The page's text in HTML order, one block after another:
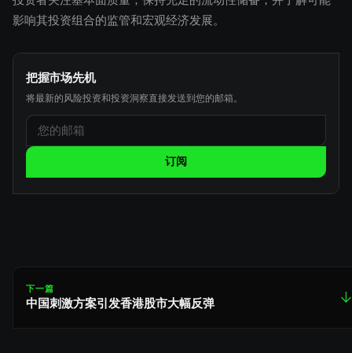
影响其投资组合的监管和宏观经济发展。
把握市场先机
将最新的风险投资和投资洞察直接发送到您的邮箱。
订阅
下一篇
中国刺激方案引发香港股市大幅反弹 ↓